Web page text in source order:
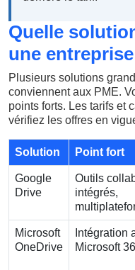
Quelle
une
Plusieurs solutions
conviennent aux PME.
points forts. Les tarifs et
vérifiez les offres en
Solution Point fort
Google
Drive
Outils
intégrés,
Microsoft
OneDrive
Intégration
Microsoft